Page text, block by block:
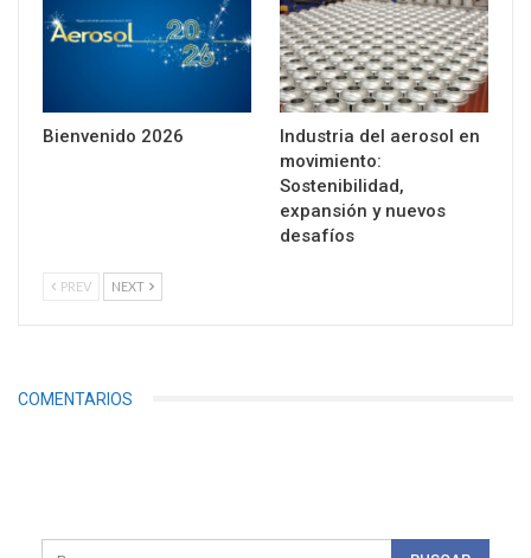
Bienvenido 2026
Industria del aerosol en
movimiento:
Sostenibilidad,
expansión y nuevos
desafíos
PREV NEXT
COMENTARIOS